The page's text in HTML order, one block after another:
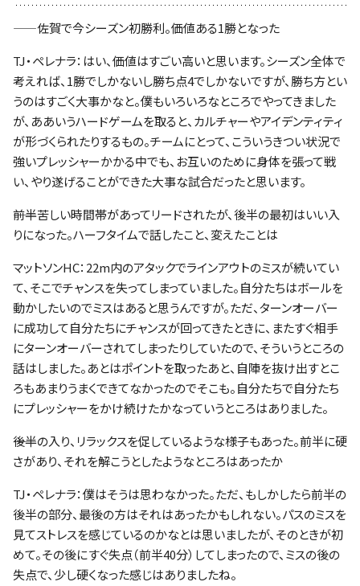
——佐賀で今シーズン初勝利。価値ある1勝となった
TJ・ペレナラ：はい、価値はすごい高いと思います。シーズン全体で
考えれば、1勝でしかないし勝ち点4でしかないですが、勝ち方とい
うのはすごく大事かなと。僕もいろいろなところでやってきました
が、ああいうハードゲームを取ると、カルチャーやアイデンティティ
が形づくられたりするもの。チームにとって、こういうきつい状況で
強いプレッシャーかかる中でも、お互いのために身体を張って戦
い、やり遂げることができた大事な試合だったと思います。
――前半苦しい時間帯があってリードされたが、後半の最初はいい入
りになった。ハーフタイムで話したこと、変えたことは
マットソンHC：22m内のアタックでラインアウトのミスが続いてい
て、そこでチャンスを失ってしまっていました。自分たちはボールを
動かしたいのでミスはあると思うんですが。ただ、ターンオーバー
に成功して自分たちにチャンスが回ってきたときに、またすぐ相手
にターンオーバーされてしまったりしていたので、そういうところの
話はしました。あとはポイントを取ったあと、自陣を抜け出すとこ
ろもあまりうまくできてなかったのでそこも。自分たちで自分たち
にプレッシャーをかけ続けたかなっていうところはありました。
――後半の入り、リラックスを促しているような様子もあった。前半に硬
さがあり、それを解こうとしたようなところはあったか
TJ・ペレナラ：僕はそうは思わなかった。ただ、もしかしたら前半の
後半の部分、最後の方はそれはあったかもしれない。パスのミスを
見てストレスを感じているのかなとは思いましたが、そのときが初
めて。その後にすぐ失点（前半40分）してしまったので、ミスの後の
失点で、少し硬くなった感じはありましたね。